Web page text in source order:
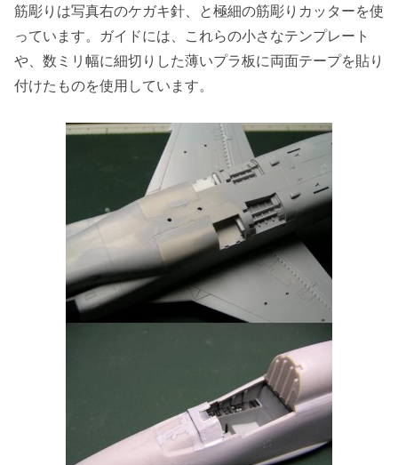
筋彫りは写真右のケガキ針、と極細の筋彫りカッターを使
っています。ガイドには、これらの小さなテンプレート
や、数ミリ幅に細切りした薄いプラ板に両面テープを貼り
付けたものを使用しています。